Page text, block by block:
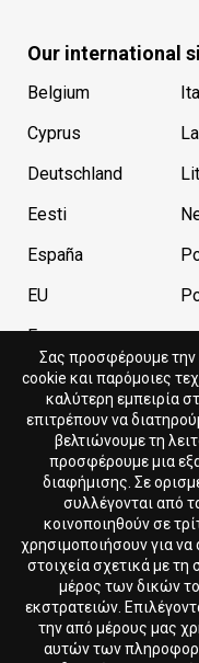
Our international
Belgium
Cyprus
Deutschland
Eesti
España
EU
France
Current store
Cyprus
Language
Ελληνικά
Σας προσφέρουμε την
cookie και παρόμοιες
καλύτερη εμπειρία
επιτρέπουν να
βελτιώνουμε τη
προσφέρουμε μια
διαφήμισης. Σε
συλλέγονται από
κοινοποιηθούν σε
χρησιμοποιήσουν για
στοιχεία σχετικά με
μέρος των δικών
εκστρατειών.
την από μέρους μας
αυτών των